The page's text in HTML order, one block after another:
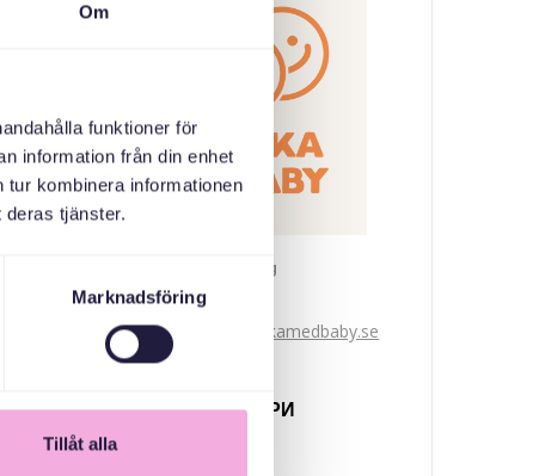
Om
funktioner för
information från din enhet
kombinera informationen
deras tjänster.
Marknadsföring
Tillåt alla
Svenska med baby
Email
bokningen@svenskamedbaby.se
СПІВОРГАНІЗАТОРИ